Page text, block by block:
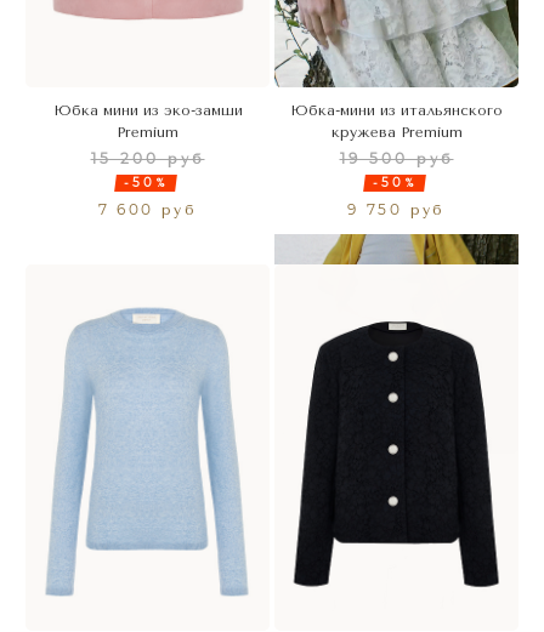
Юбка мини из эко-замши
Premium
15 200 руб
-50%
7 600 руб
Юбка-мини из итальянского
кружева Premium
19 500 руб
-50%
9 750 руб